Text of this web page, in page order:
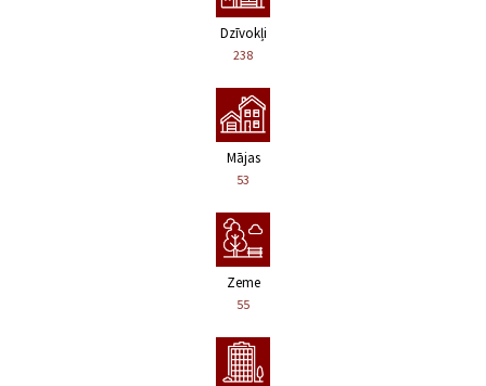
Dzīvokļi
238
Mājas
53
Zeme
55